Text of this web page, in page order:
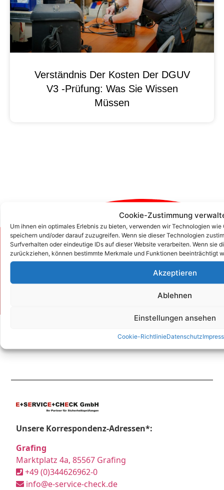
Cookie-Zustimmung
Um ihnen ein optimales Erlebnis zu bieten, verwenden wir Technologien
speichern und/oder darauf zuzugreifen. Wenn sie dieser Technologien
Surfverhalten oder eindeutige IDs auf dieser Website verarbeiten. Wenn sie
zurückziehen, können bestimmte Merkmale und Funktionen beeinträchtigt
Akzeptieren
Ablehnen
Einstellungen ansehen
Cookie-RichtlinieDatenschutz
Verständnis Der Kosten Der DGUV
V3 -Prüfung: Was Sie Wissen
Müssen
Zum Kontaktformular
Kontakt
Unsere Korrespondenz-Adressen*:
Grafing
Marktplatz 4a, 85567 Grafing
+49 (0)344626962-0
info@e-service-check.de